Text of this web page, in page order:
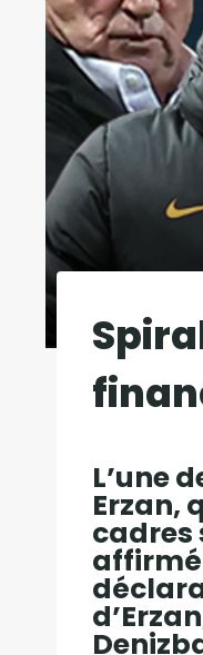
L’une
Erzan,
cadres
affirmé